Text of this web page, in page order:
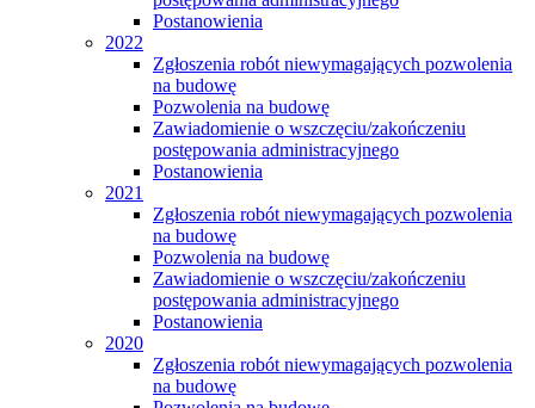
Postanowienia
2022
Zgłoszenia robót niewymagających pozwolenia
na budowę
Pozwolenia na budowę
Zawiadomienie o wszczęciu/zakończeniu
postępowania administracyjnego
Postanowienia
2021
Zgłoszenia robót niewymagających pozwolenia
na budowę
Pozwolenia na budowę
Zawiadomienie o wszczęciu/zakończeniu
postępowania administracyjnego
Postanowienia
2020
Zgłoszenia robót niewymagających pozwolenia
na budowę